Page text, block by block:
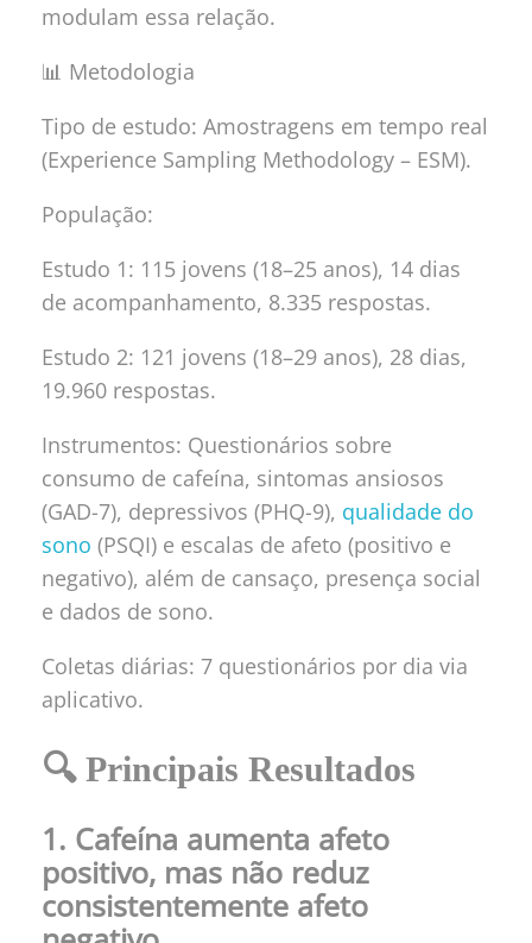
modulam essa relação.
📊 Metodologia
Tipo de estudo: Amostragens em tempo real
(Experience Sampling Methodology – ESM).
População:
Estudo 1: 115 jovens (18–25 anos), 14 dias
de acompanhamento, 8.335 respostas.
Estudo 2: 121 jovens (18–29 anos), 28 dias,
19.960 respostas.
Instrumentos: Questionários sobre
consumo de cafeína, sintomas ansiosos
(GAD-7), depressivos (PHQ-9), qualidade do
sono (PSQI) e escalas de afeto (positivo e
negativo), além de cansaço, presença social
e dados de sono.
Coletas diárias: 7 questionários por dia via
aplicativo.
🔍 Principais Resultados
1. Cafeína aumenta afeto
positivo, mas não reduz
consistentemente afeto